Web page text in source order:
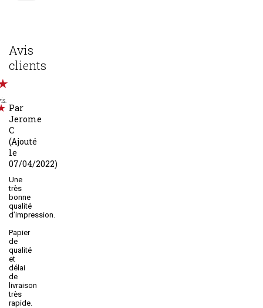
Avis
clients
Par
Jerome
C
(Ajouté
le
07/04/2022)
Une
très
bonne
qualité
d’impression.
Papier
de
qualité
et
délai
de
livraison
très
rapide.